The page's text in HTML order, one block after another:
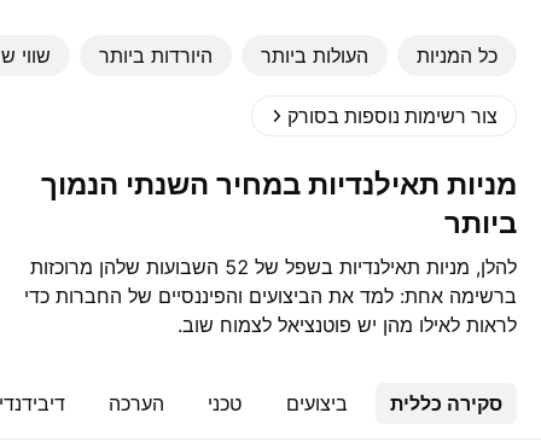
כל המניות העולות ביותר היורדות ביותר שווי
צור רשימות נוספות בסורק
מניות תאילנדיות במחיר השנתי הנמוך
ביותר
להלן, מניות תאילנדיות בשפל של 52 השבועות שלהן מרוכזות
ברשימה אחת: למד את הביצועים והפיננסיים של החברות כדי
לראות לאילו מהן יש פוטנציאל לצמוח שוב.
סקירה כללית ביצועים טכני הערכה